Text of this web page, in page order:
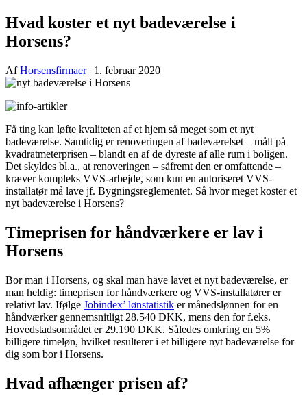
Hvad koster et nyt badeværelse i
Horsens?
AfHorsensfirmaer| 1. februar 2020
Få ting kan løfte kvaliteten af et hjem så meget som et nyt
badeværelse. Samtidig er renoveringen af badeværelset – målt på
kvadratmeterprisen – blandt en af de dyreste af alle rum i boligen.
Det skyldes bl.a., at renoveringen – såfremt den er omfattende –
kræver kompleks VVS-arbejde, som kun en autoriseret VVS-
installatør må lave jf. Bygningsreglementet. Så hvor meget koster et
nyt badeværelse i Horsens?
Timeprisen for håndværkere er lav i
Horsens
Bor man i Horsens, og skal man have lavet et nyt badeværelse, er
man heldig: timeprisen for håndværkere og VVS-installatører er
relativt lav. Ifølge Jobindex’ lønstatistik er månedslønnen for en
håndværker gennemsnitligt 28.540 DKK, mens den for f.eks.
Hovedstadsområdet er 29.190 DKK. Således omkring en 5%
billigere timeløn, hvilket resulterer i et billigere nyt badeværelse for
dig som bor i Horsens.
Hvad afhænger prisen af?